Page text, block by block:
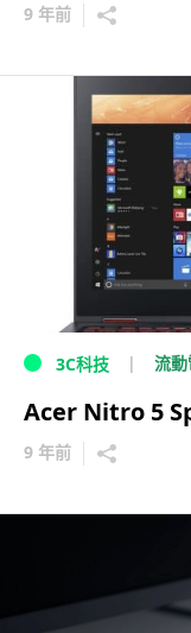
9 年前
3C科技 流
Acer Nitro 5
9 年前